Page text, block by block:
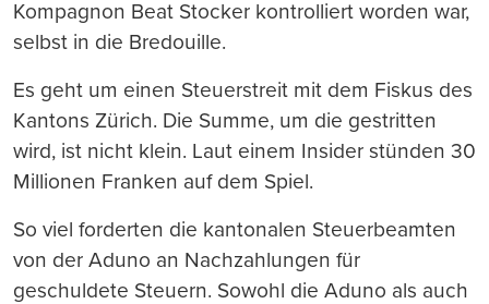
Kompagnon Beat Stocker kontrolliert worden war,
selbst in die Bredouille.
Es geht um einen Steuerstreit mit dem Fiskus des
Kantons Zürich. Die Summe, um die gestritten
wird, ist nicht klein. Laut einem Insider stünden 30
Millionen Franken auf dem Spiel.
So viel forderten die kantonalen Steuerbeamten
von der Aduno an Nachzahlungen für
geschuldete Steuern. Sowohl die Aduno als auch